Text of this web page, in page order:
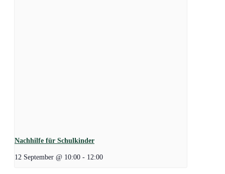
Nachhilfe für Schulkinder
12 September @ 10:00 - 12:00